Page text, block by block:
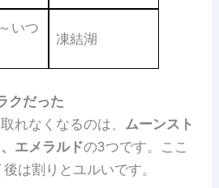
いつ
凍結湖
クだった
れなくなるのは、 ムーンスト
エメラルドの3つです。ここ
は割りとユルいです。